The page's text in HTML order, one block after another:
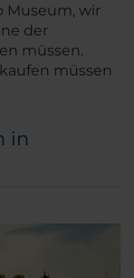
Museum, wir
der
müssen.
müssen
in